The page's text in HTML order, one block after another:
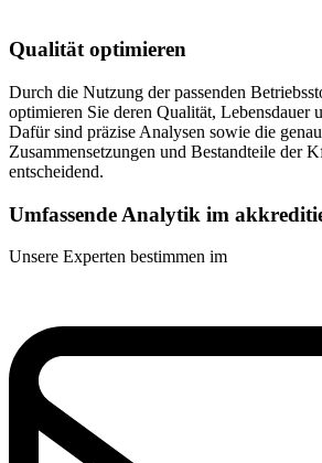
Qualität optimieren
Durch die Nutzung der passenden
optimieren Sie deren Qualität, Lebensdauer
Dafür sind präzise Analysen sowie die
Zusammensetzungen und Bestandteile der
entscheidend.
Umfassende Analytik im
Unsere Experten bestimmen im